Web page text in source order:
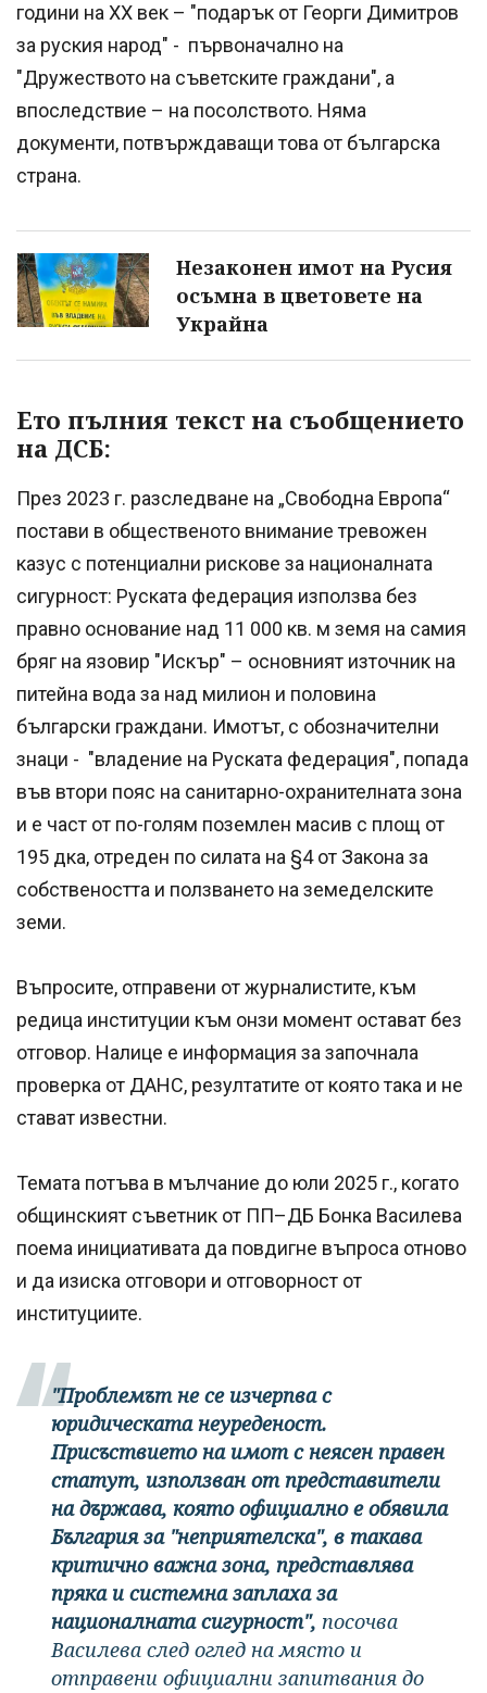
години на ХХ век – "подарък от Георги Димитров
за руския народ" - първоначално на
"Дружеството на съветските граждани", а
впоследствие – на посолството. Няма
документи, потвърждаващи това от българска
страна.
Незаконен имот на Русия
осъмна в цветовете на
Украйна
Ето пълния текст на съобщението
на ДСБ:
През 2023 г. разследване на „Свободна Европа“
постави в общественото внимание тревожен
казус с потенциални рискове за националната
сигурност: Руската федерация използва без
правно основание над 11 000 кв. м земя на самия
бряг на язовир "Искър" – основният източник на
питейна вода за над милион и половина
български граждани. Имотът, с обозначителни
знаци - "владение на Руската федерация", попада
във втори пояс на санитарно-охранителната зона
и е част от по-голям поземлен масив с площ от
195 дка, отреден по силата на §4 от Закона за
собствеността и ползването на земеделските
земи.
Въпросите, отправени от журналистите, към
редица институции към онзи момент остават без
отговор. Налице е информация за започнала
проверка от ДАНС, резултатите от която така и не
стават известни.
Темата потъва в мълчание до юли 2025 г., когато
общинският съветник от ПП–ДБ Бонка Василева
поема инициативата да повдигне въпроса отново
и да изиска отговори и отговорност от
институциите.
"Проблемът не се изчерпва с
юридическата неуреденост.
Присъствието на имот с неясен правен
статут, използван от представители
на държава, която официално е обявила
България за "неприятелска", в такава
критично важна зона, представлява
пряка и системна заплаха за
националната сигурност", посочва
Василева след оглед на място и
отправени официални запитвания до